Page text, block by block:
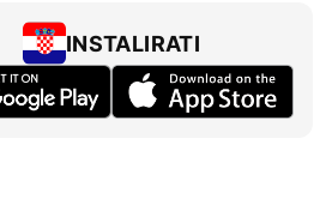
INSTALIRATI